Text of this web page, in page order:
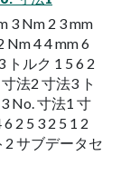
3 Nm 2 3 mm
Nm 4 4 mm 6
トルク 1 5 6 2
法2 寸法3 ト
3 No. 寸法1 寸
2 5 3 2 5 1 2
サブデータセ